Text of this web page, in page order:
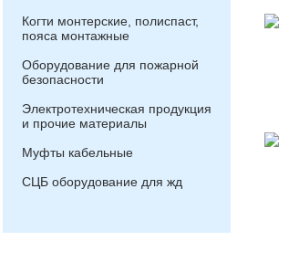
Когти монтерские, полиспаст,
пояса монтажные
Оборудование для пожарной
безопасности
Электротехническая продукция
и прочие материалы
Муфты кабельные
СЦБ оборудование для жд